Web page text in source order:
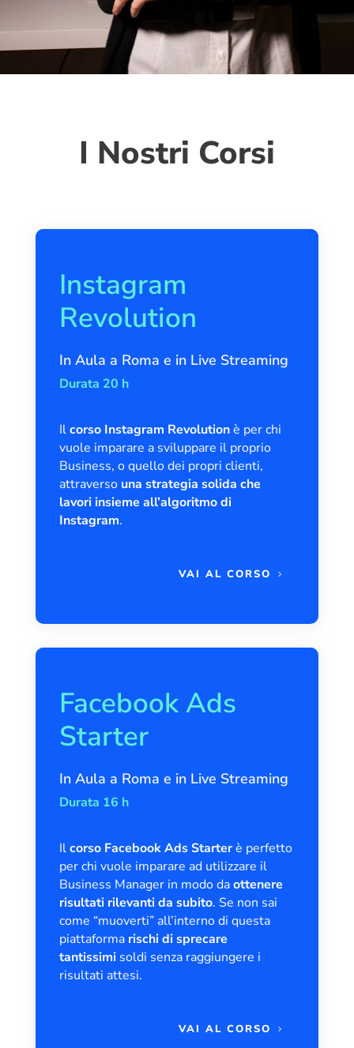
I Nostri Corsi
Instagram
Revolution
In Aula a Roma e in Live Streaming
Durata 20 h
Ilcorso Instagram Revolutionè per chi
vuole imparare a sviluppare il proprio
Business, o quello dei propri clienti,
attraversouna strategia solida che
lavori insieme all’algoritmo di
Instagram.
VAI AL CORSO
Facebook Ads
Starter
In Aula a Roma e in Live Streaming
Durata 16 h
Ilcorso Facebook Ads Starterè perfetto
per chi vuole imparare ad utilizzare il
Business Manager in modo daottenere
risultati rilevanti da subito. Se non sai
come “muoverti” all’interno di questa
piattaforma rischi di sprecare
tantissimisoldi senza raggiungere i
risultati attesi.
VAI AL CORSO